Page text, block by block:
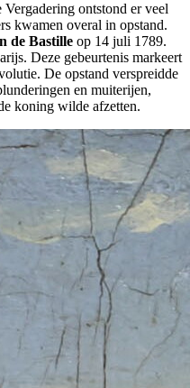
ontstond er veel
kwamen overal in opstand.
de Bastille op 14 juli 1789.
Deze gebeurtenis markeert
De opstand verspreidde
en muiterijen,
koning wilde afzetten.